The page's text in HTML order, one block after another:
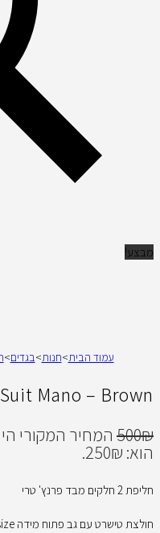
מבצע!
עמוד הבית>חנות>בגדים>
Suit Mano – Brown
500₪ המחיר המקורי היה:
הוא: 250₪.
חליפת 2 חלקים מבד פרנץ' טרי
חולצת טישרט עם גב פתוח מידה One size